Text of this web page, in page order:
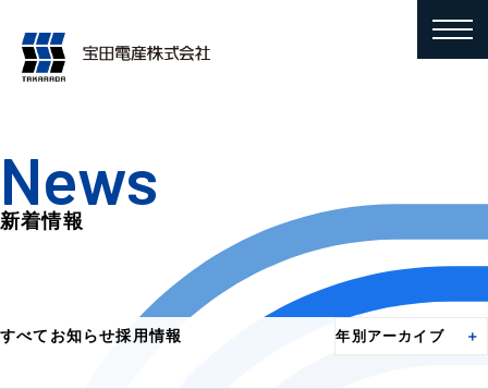
News
新着情報
すべて お知らせ採用情報 年別アーカイブ